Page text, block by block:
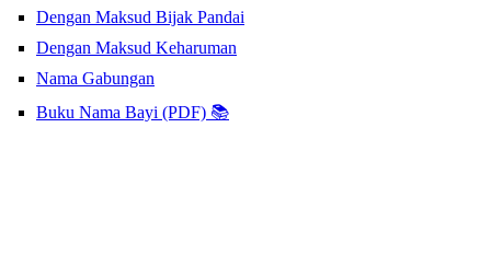
Dengan Maksud Bijak Pandai
Dengan Maksud Keharuman
Nama Gabungan
Buku Nama Bayi (PDF) 📚